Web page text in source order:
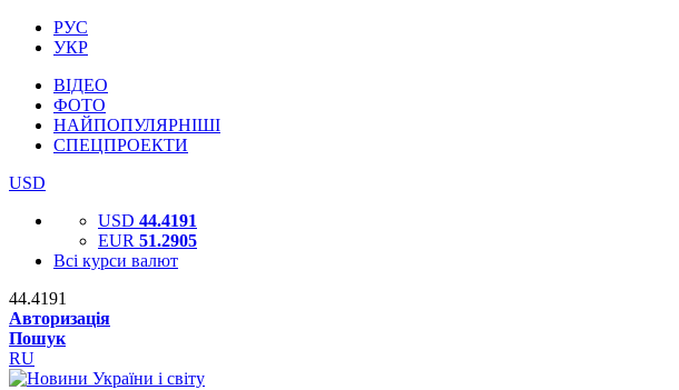
РУС
УКР
ВІДЕО
ФОТО
НАЙПОПУЛЯРНІШІ
СПЕЦПРОЕКТИ
USD
USD 44.4191
EUR 51.2905
Всі курси валют
44.4191
Авторизація
Пошук
RU